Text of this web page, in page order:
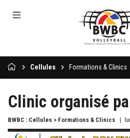
Cellules Formations & Clinics
Clinic organisé
BWBC : Cellules > Formations & Clinics